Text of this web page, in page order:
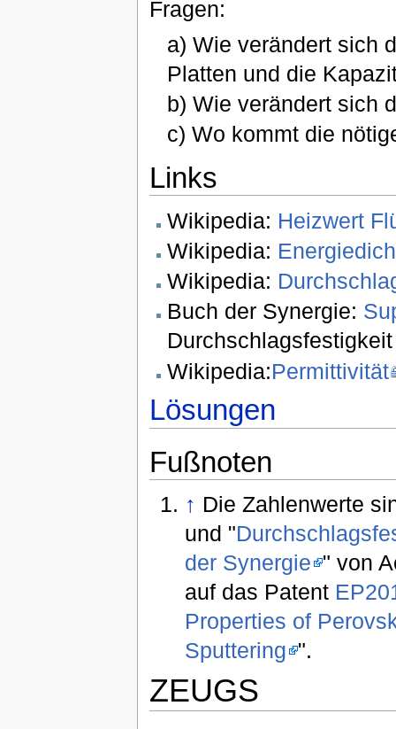
Fragen:
a) Wie verändert sich
Platten und die
b) Wie verändert sich
c) Wo kommt die
Links
Wikipedia: Heizwert
Wikipedia:
Wikipedia:
Buch der Synergie:
Wikipedia:Permittivität
Lösungen
Fußnoten
↑ Die Zahlenwerte
und "
der Synergie " von
auf das Patent
Properties of
Sputtering ".
ZEUGS